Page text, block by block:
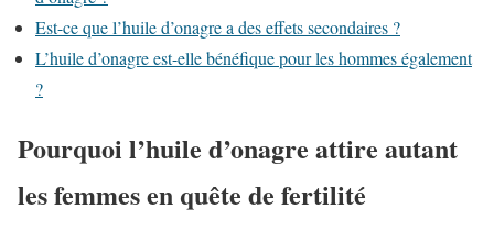
Est-ce que l’huile d’onagre a des effets secondaires ?
L’huile d’onagre est-elle bénéfique pour les hommes également
?
Pourquoi l’huile d’onagre attire autant
les femmes en quête de fertilité